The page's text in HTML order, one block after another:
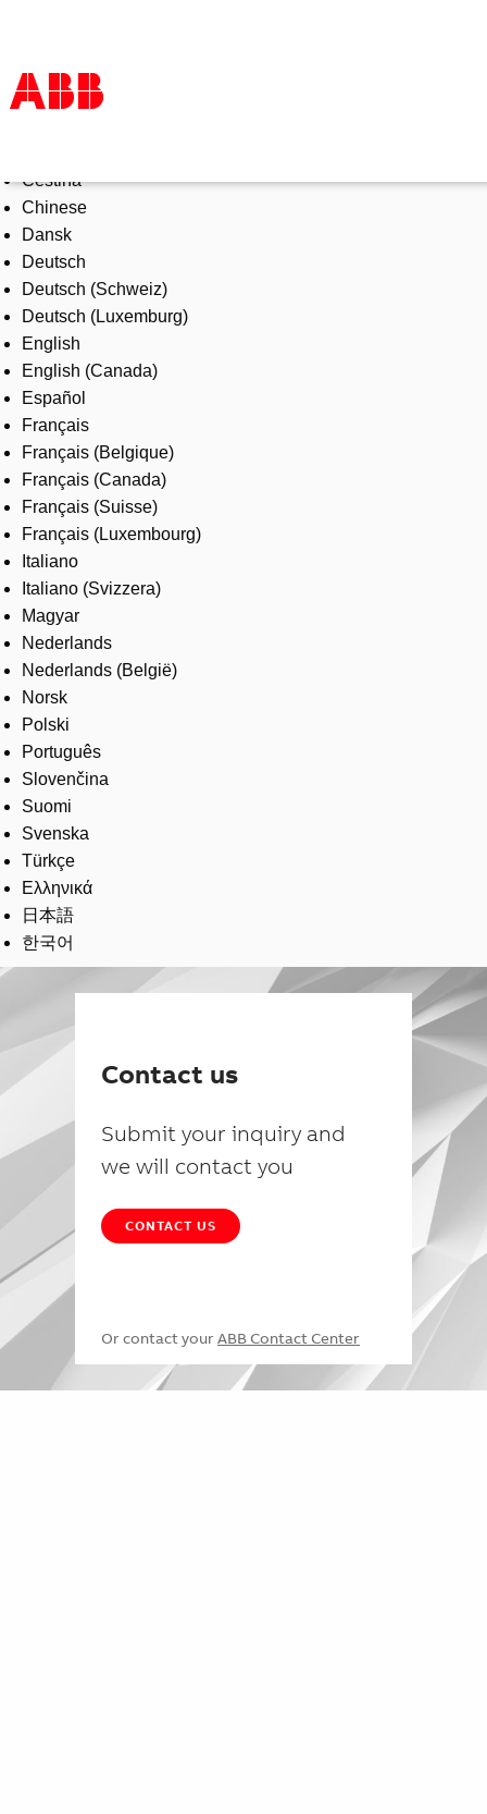
Products & Solutions
Industries
Services
About us
Where to buy
Contact us
Careers
Čeština
Chinese
Dansk
Deutsch
Deutsch (Schweiz)
Deutsch (Luxemburg)
English
English (Canada)
Español
Français
Français (Belgique)
Français (Canada)
Français (Suisse)
Français (Luxembourg)
Italiano
Italiano (Svizzera)
Magyar
Nederlands
Nederlands (België)
Norsk
Polski
Português
Slovenčina
Suomi
Svenska
Türkçe
Ελληνικά
日本語
한국어
Contact us
Submit your inquiry and
we will contact you
CONTACT US
Or contact your ABB Contact Center